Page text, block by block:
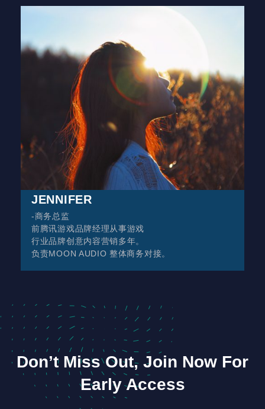
JENNIFER
-商务总监
前腾讯游戏品牌经理从事游戏
行业品牌创意内容营销多年。
负责MOON AUDIO 整体商务对接。
Don’t Miss Out, Join Now For
Early Access